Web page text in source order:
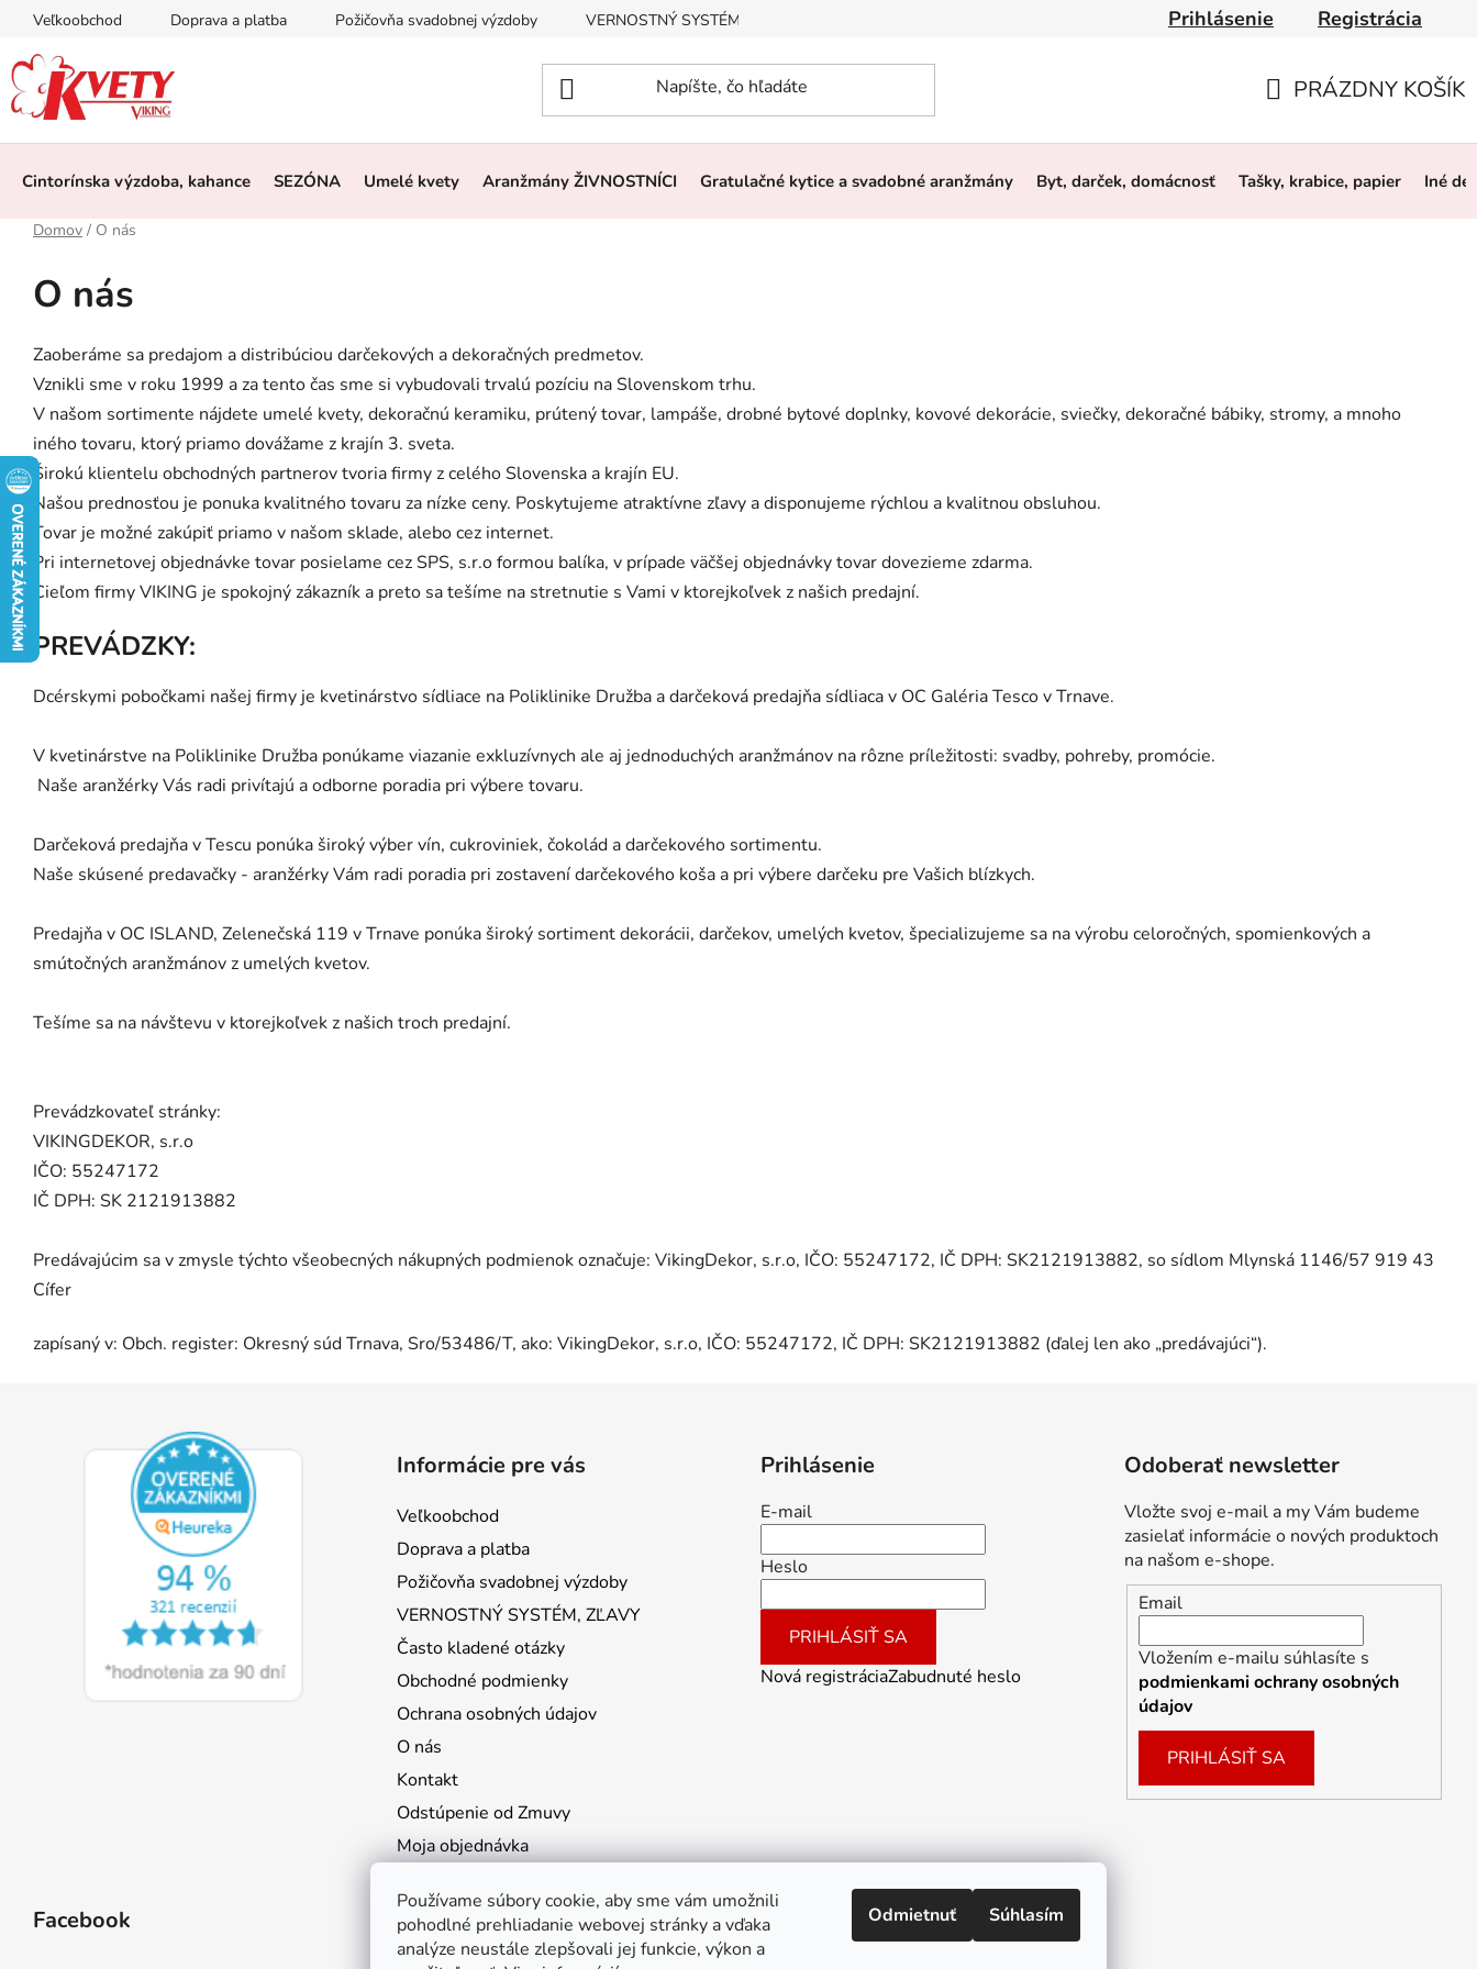
Používame súbory cookie, aby sme vám umožnili
pohodlné prehliadanie webovej stránky a vďaka
analýze neustále zlepšovali jej funkcie, výkon a
Odmietnuť Súhlasím
Prejsť
obsah
Veľkoobchod Doprava a platba Požičovňa svadobnej výzdoby VERNOSTNÝ SYSTÉM, ZĽAVY Obchodné podmienky Ochrana osobných údajov
Prihlásenie Registrácia
KOŠÍK
PRÁZDNY KOŠÍK
Cintorínska výzdoba, kahance SEZÓNA Umelé kvety Aranžmány ŽIVNOSTNÍCI Gratulačné kytice a svadobné aranžmány Byt, darček, domácnosť Tašky, krabice, papier Iné
Domov / O nás
O nás
Zaoberáme sa predajom a distribúciou darčekových a dekoračných predmetov.
Vznikli sme v roku 1999 a za tento čas sme si vybudovali trvalú pozíciu na Slovenskom trhu.
V našom sortimente nájdete umelé kvety, dekoračnú keramiku, prútený tovar, lampáše, drobné bytové doplnky, kovové dekorácie, sviečky, dekoračné bábiky, stromy, a mnoho
iného tovaru, ktorý priamo dovážame z krajín 3. sveta.
Širokú klientelu obchodných partnerov tvoria firmy z celého Slovenska a krajín EU.
Našou prednosťou je ponuka kvalitného tovaru za nízke ceny. Poskytujeme atraktívne zľavy a disponujeme rýchlou a kvalitnou obsluhou.
Tovar je možné zakúpiť priamo v našom sklade, alebo cez internet.
Pri internetovej objednávke tovar posielame cez SPS, s.r.o formou balíka, v prípade väčšej objednávky tovar dovezieme zdarma.
Cieľom firmy VIKING je spokojný zákazník a preto sa tešíme na stretnutie s Vami v ktorejkoľvek z našich predajní.
PREVÁDZKY:
Dcérskymi pobočkami našej firmy je kvetinárstvo sídliace na Poliklinike Družba a darčeková predajňa sídliaca v OC Galéria Tesco v Trnave.
V kvetinárstve na Poliklinike Družba ponúkame viazanie exkluzívnych ale aj jednoduchých aranžmánov na rôzne príležitosti: svadby, pohreby, promócie.
Naše aranžérky Vás radi privítajú a odborne poradia pri výbere tovaru.
Darčeková predajňa v Tescu ponúka široký výber vín, cukroviniek, čokolád a darčekového sortimentu.
Naše skúsené predavačky - aranžérky Vám radi poradia pri zostavení darčekového koša a pri výbere darčeku pre Vašich blízkych.
Predajňa v OC ISLAND, Zelenečská 119 v Trnave ponúka široký sortiment dekorácii, darčekov, umelých kvetov, špecializujeme sa na výrobu celoročných, spomienkových a
smútočných aranžmánov z umelých kvetov.
Tešíme sa na návštevu v ktorejkoľvek z našich troch predajní.
Prevádzkovateľ stránky:
VIKINGDEKOR, s.r.o
IČO: 55247172
IČ DPH: SK 2121913882
Predávajúcim sa v zmysle týchto všeobecných nákupných podmienok označuje: VikingDekor, s.r.o, IČO: 55247172, IČ DPH: SK2121913882, so sídlom Mlynská 1146/57 919 43
Cífer
zapísaný v: Obch. register: Okresný súd Trnava, Sro/53486/T, ako: VikingDekor, s.r.o, IČO: 55247172, IČ DPH: SK2121913882 (ďalej len ako „predávajúci“).
Informácie pre vás
Veľkoobchod
Doprava a platba
Požičovňa svadobnej výzdoby
VERNOSTNÝ SYSTÉM, ZĽAVY
Často kladené otázky
Obchodné podmienky
Ochrana osobných údajov
O nás
Kontakt
Odstúpenie od Zmuvy
Moja objednávka
Prihlásenie
E-mail
Heslo
PRIHLÁSIŤ SA
Nová registráciaZabudnuté heslo
Odoberať newsletter
Vložte svoj e-mail a my Vám budeme
zasielať informácie o nových produktoch
na našom e-shope.
Email
Vložením e-mailu súhlasíte s
podmienkami ochrany osobných
údajov
PRIHLÁSIŤ SA
Facebook